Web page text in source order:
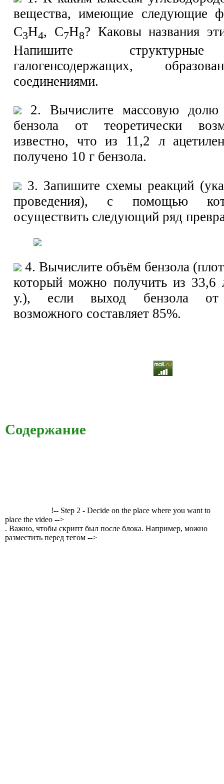
вещества, имеющие следующие
С3Н4, С7Н8? Каковы названия
Напишите
галогенсодержащих,
соединениями.
2. Вычислите массовую
бензола от теоретически
известно, что из 11,2 л
получено 10 г бензола.
3. Запишите схемы реакций
проведения), с помощью
осуществить следующий ряд
4. Вычислите объём бензола
который можно получить из 33,6
у.), если выход бензола от
возможного составляет 85%.
Содержание
!-- Step 2 - Decide on the place where you want to
place the video -->
. Важно, чтобы скрипт был после блока. Например, можно
разместить перед тегом -->